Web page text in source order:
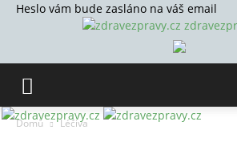
Heslo vám bude zasláno na váš email
Domů Léčiva